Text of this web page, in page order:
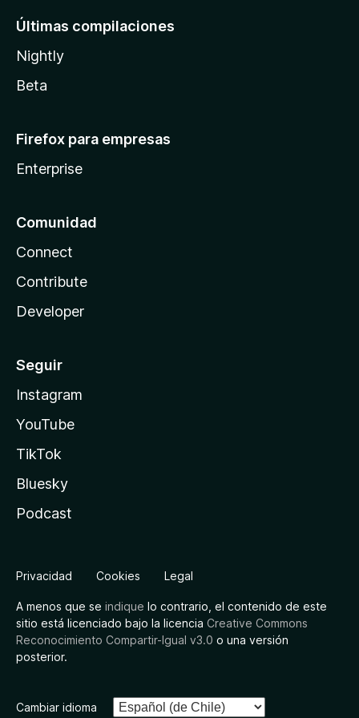
Últimas compilaciones
Nightly
Beta
Firefox para empresas
Enterprise
Comunidad
Connect
Contribute
Developer
Seguir
Instagram
YouTube
TikTok
Bluesky
Podcast
Privacidad Cookies Legal
A menos que se indique lo contrario, el contenido de este
sitio está licenciado bajo la licencia Creative Commons
Reconocimiento Compartir-Igual v3.0 o una versión
posterior.
Cambiar idioma